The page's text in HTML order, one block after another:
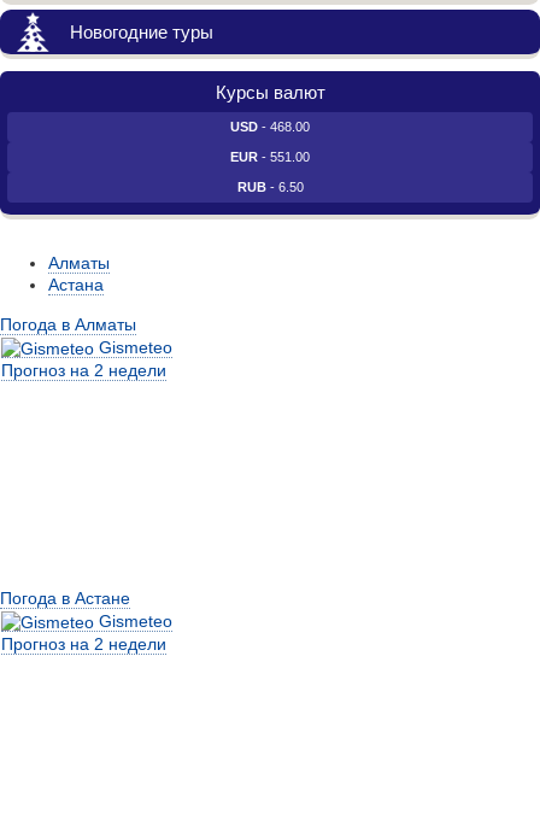
Новогодние туры
Курсы валют
USD - 468.00
EUR - 551.00
RUB- 6.50
Алматы
Астана
Погода в Алматы
Gismeteo
Прогноз на 2 недели
Погода в Астане
Gismeteo
Прогноз на 2 недели